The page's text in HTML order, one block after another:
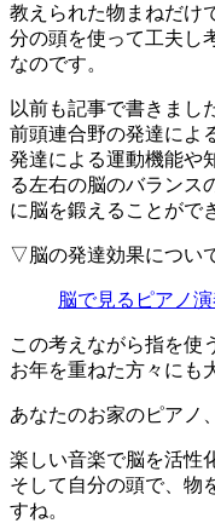
教えられた物まねだけ
分の頭を使って工夫し
なのです。
以前も記事で書きまし
前頭連合野の発達によ
発達による運動機能や
る左右の脳のバランス
に脳を鍛えることがで
▽脳の発達効果につい
脳で見るピアノ
この考えながら指を使
お年を重ねた方々にも
あなたのお家のピアノ
楽しい音楽で脳を活性
そして自分の頭で、物
すね。